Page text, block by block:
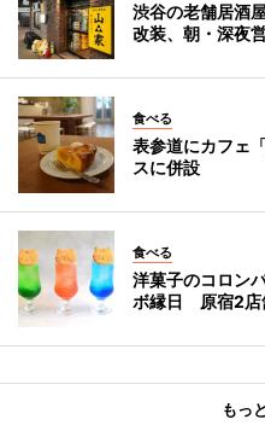
渋谷の老舗居酒
改装、朝・深夜
食べる
表参道にカフェ
スに併設
食べる
洋菓子のコロン
ボ縁日 原宿2店
もっ